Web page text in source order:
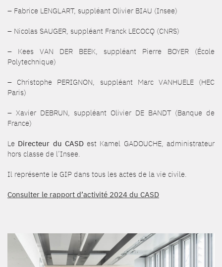
– Fabrice LENGLART, suppléant Olivier BIAU (Insee)
– Nicolas SAUGER, suppléant Franck LECOCQ (CNRS)
– Kees VAN DER BEEK, suppléant Pierre BOYER (École
Polytechnique)
– Christophe PERIGNON, suppléant Marc VANHUELE (HEC
Paris)
– Xavier DEBRUN, suppléant Olivier DE BANDT (Banque de
France)
Le Directeur du CASDest Kamel GADOUCHE, administrateur
hors classe de l’Insee.
Il représente le GIP dans tous les actes de la vie civile.
Consulter le rapport d’activité 2024 du CASD